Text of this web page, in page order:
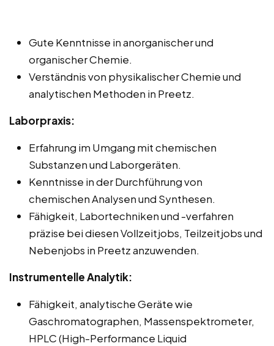
Gute Kenntnisse in anorganischer und
organischer Chemie.
Verständnis von physikalischer Chemie und
analytischen Methoden in Preetz.
Laborpraxis:
Erfahrung im Umgang mit chemischen
Substanzen und Laborgeräten.
Kenntnisse in der Durchführung von
chemischen Analysen und Synthesen.
Fähigkeit, Labortechniken und -verfahren
präzise bei diesen Vollzeitjobs, Teilzeitjobs und
Nebenjobs in Preetz anzuwenden.
Instrumentelle Analytik:
Fähigkeit, analytische Geräte wie
Gaschromatographen, Massenspektrometer,
HPLC (High-Performance Liquid